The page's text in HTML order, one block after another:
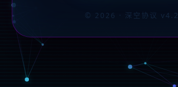
© 2026 · 深空协议 v4.2